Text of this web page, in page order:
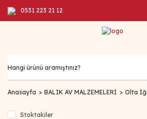
0531 223 21 12
Anasayfa BALIK AV MALZEMELERİ Olta
Stoktakiler